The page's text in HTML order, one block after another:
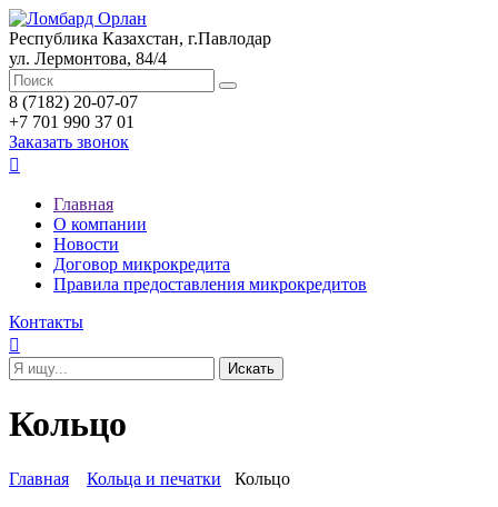
Республика Казахстан, г.Павлодар
ул. Лермонтова, 84/4
8 (7182) 20-07-07
+7 701 990 37 01
Заказать звонок

Главная
О компании
Новости
Договор микрокредита
Правила предоставления микрокредитов
Контакты

Кольцо
Главная Кольца и печатки Кольцо